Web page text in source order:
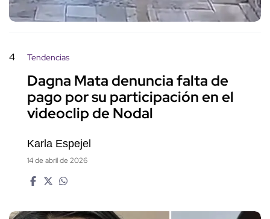
4 Tendencias
Dagna Mata denuncia falta de
pago por su participación en el
videoclip de Nodal
Karla Espejel
14 de abril de 2026